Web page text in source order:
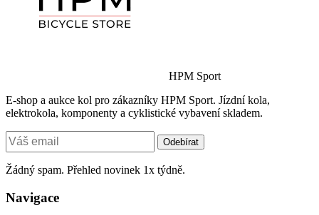
HPM Sport
E-shop a aukce kol pro zákazníky HPM Sport. Jízdní kola,
elektrokola, komponenty a cyklistické vybavení skladem.
Odebírat
Žádný spam. Přehled novinek 1x týdně.
Navigace